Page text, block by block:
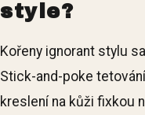
style?
Kořeny ignorant stylu
Stick-and-poke
kreslení na kůži fixkou